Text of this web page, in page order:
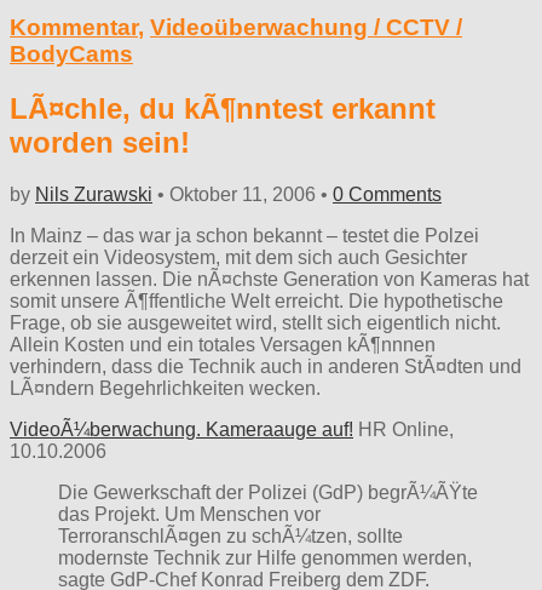
Kommentar, Videoüberwachung / CCTV /
BodyCams
LÃ¤chle, du kÃ¶nntest erkannt
worden sein!
by Nils Zurawski • Oktober 11, 2006 • 0 Comments
In Mainz – das war ja schon bekannt – testet die Polzei
derzeit ein Videosystem, mit dem sich auch Gesichter
erkennen lassen. Die nÃ¤chste Generation von Kameras hat
somit unsere Ã¶ffentliche Welt erreicht. Die hypothetische
Frage, ob sie ausgeweitet wird, stellt sich eigentlich nicht.
Allein Kosten und ein totales Versagen kÃ¶nnnen
verhindern, dass die Technik auch in anderen StÃ¤dten und
LÃ¤ndern Begehrlichkeiten wecken.
VideoÃ¼berwachung. Kameraauge auf! HR Online,
10.10.2006
Die Gewerkschaft der Polizei (GdP) begrÃ¼ÃŸte
das Projekt. Um Menschen vor
TerroranschlÃ¤gen zu schÃ¼tzen, sollte
modernste Technik zur Hilfe genommen werden,
sagte GdP-Chef Konrad Freiberg dem ZDF.